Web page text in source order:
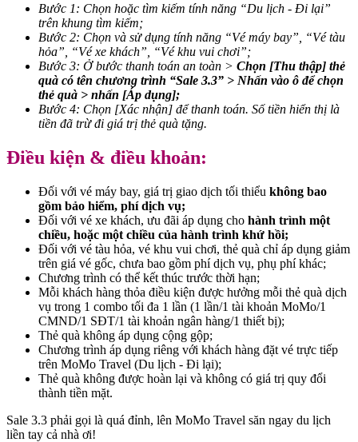
Bước 1: Chọn hoặc tìm kiếm tính năng “Du lịch - Đi lại”
trên khung tìm kiếm;
Bước 2: Chọn và sử dụng tính năng “Vé máy bay”, “Vé tàu
hỏa”, “Vé xe khách”, “Vé khu vui chơi”;
Bước 3: Ở bước thanh toán an toàn > Chọn [Thu thập] thẻ
quà có tên chương trình “Sale 3.3” > Nhấn vào ô để chọn
thẻ quà > nhấn [Áp dụng];
Bước 4: Chọn [Xác nhận] để thanh toán. Số tiền hiển thị là
tiền đã trừ đi giá trị thẻ quà tặng.
Điều kiện & điều khoản:
Đối với vé máy bay, giá trị giao dịch tối thiểu không bao
gồm bảo hiểm, phí dịch vụ;
Đối với vé xe khách, ưu đãi áp dụng cho hành trình một
chiều, hoặc một chiều của hành trình khứ hồi;
Đối với vé tàu hỏa, vé khu vui chơi, thẻ quà chỉ áp dụng giảm
trên giá vé gốc, chưa bao gồm phí dịch vụ, phụ phí khác;
Chương trình có thể kết thúc trước thời hạn;
Mỗi khách hàng thỏa điều kiện được hưởng mỗi thẻ quà dịch
vụ trong 1 combo tối đa 1 lần (1 lần/1 tài khoản MoMo/1
CMND/1 SĐT/1 tài khoản ngân hàng/1 thiết bị);
Thẻ quà không áp dụng cộng gộp;
Chương trình áp dụng riêng với khách hàng đặt vé trực tiếp
trên MoMo Travel (Du lịch - Đi lại);
Thẻ quà không được hoàn lại và không có giá trị quy đổi
thành tiền mặt.
Sale 3.3 phải gọi là quá đỉnh, lên MoMo Travel săn ngay du lịch
liền tay cả nhà ơi!